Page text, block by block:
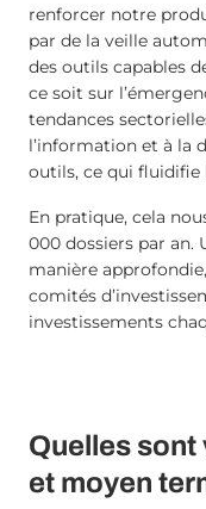
renforcer notre
par de la veille
des outils capables
ce soit sur
tendances
l’information et à la
outils, ce qui fluidifie
En pratique, cela
000 dossiers par an.
manière
comités
investissements
Quelles
et moyen